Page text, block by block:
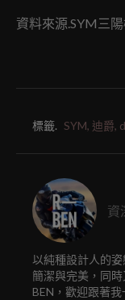
資料來源.SYM三
標籤. SYM, 迪爵,
資
以純種設計人的
簡潔與完美，同
BEN，歡迎跟著